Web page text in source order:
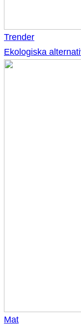
Trender
Ekologiska
Mat